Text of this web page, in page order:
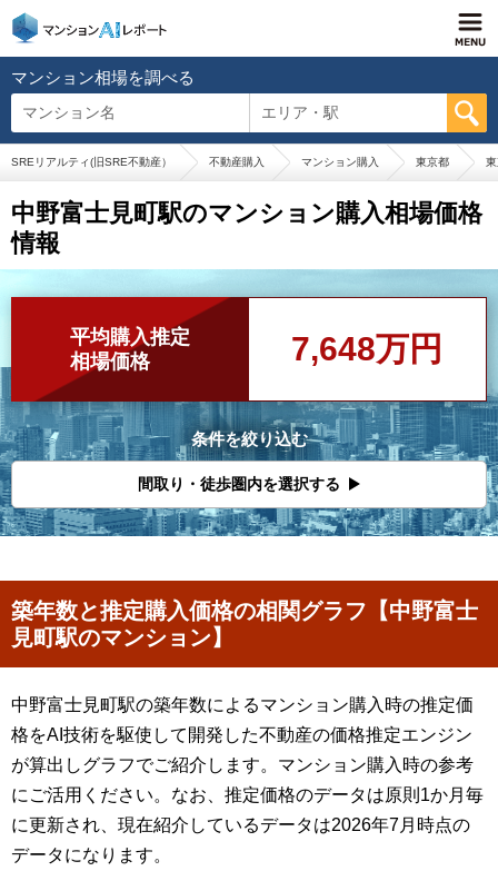
マンション相場を調べる
マンション名 エリア・駅
SREリアルティ(旧SRE不動産） 不動産購入 マンション購入 東京都
中野富士見町駅のマンション購入相場価格
情報
平均購入推定
相場価格
7,648万円
条件を絞り込む
間取り・徒歩圏内を選択する
築年数と推定購入価格の相関グラフ【中野富士
見町駅のマンション】
中野富士見町駅の築年数によるマンション購入時の推定価
格をAI技術を駆使して開発した不動産の価格推定エンジン
が算出しグラフでご紹介します。マンション購入時の参考
にご活用ください。なお、推定価格のデータは原則1か月毎
に更新され、現在紹介しているデータは2026年7月時点の
データになります。